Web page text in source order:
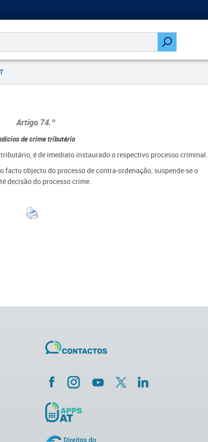
Artigo 74.º
de crime tributário
é de imediato instaurado o respectivo processo criminal.
objecto do processo de contra-ordenação, suspende-se o
decisão do processo crime.